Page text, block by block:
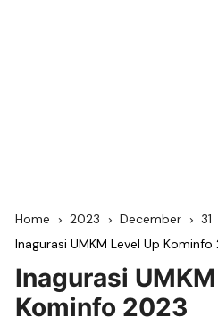
Home 2023 December
31
Inagurasi UMKM Level Up Kominfo
Inagurasi
Kominfo 2023